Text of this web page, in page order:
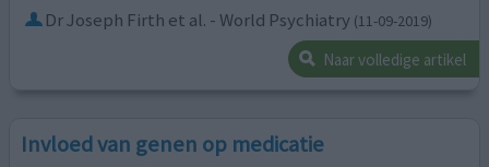
Dr Joseph Firth et al. - World Psychiatry (11-09-2019)
Naar volledige artikel
Invloed van genen op medicatie